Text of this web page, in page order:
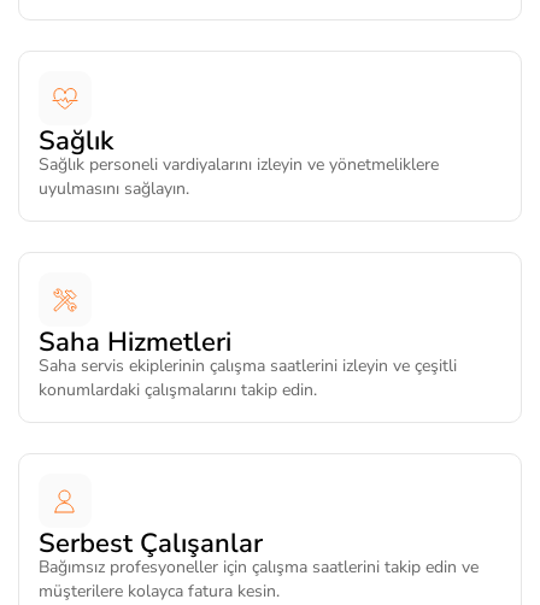
Sağlık
Sağlık personeli vardiyalarını izleyin ve yönetmeliklere
uyulmasını sağlayın.
Saha Hizmetleri
Saha servis ekiplerinin çalışma saatlerini izleyin ve çeşitli
konumlardaki çalışmalarını takip edin.
Serbest Çalışanlar
Bağımsız profesyoneller için çalışma saatlerini takip edin ve
müşterilere kolayca fatura kesin.